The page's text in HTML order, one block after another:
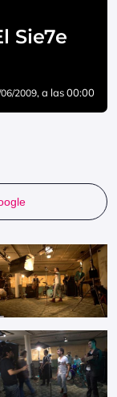
Sie7e
2009, a las 00:00